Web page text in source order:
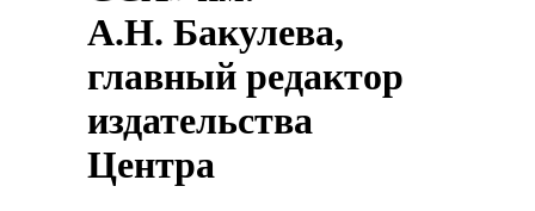
А.Н. Бакулева,
главный редактор
издательства
Центра